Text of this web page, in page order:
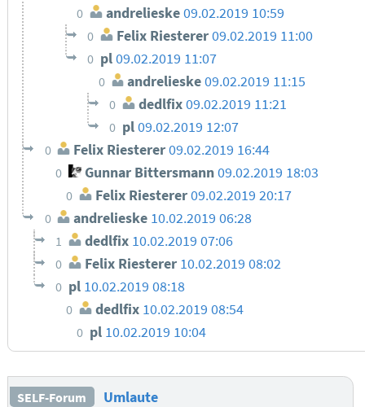
0 andrelieske09.02.2019 10:59
0 Felix Riesterer09.02.2019 11:00
0 pl09.02.2019 11:07
0 andrelieske09.02.2019 11:15
0 dedlfix 09.02.2019 11:21
0 pl09.02.2019 12:07
0 Felix Riesterer09.02.2019 16:44
0 Gunnar Bittersmann 09.02.2019 18:03
0 Felix Riesterer09.02.2019 20:17
0 andrelieske 10.02.2019 06:28
1 dedlfix 10.02.2019 07:06
0 Felix Riesterer 10.02.2019 08:02
0 pl 10.02.2019 08:18
0 dedlfix 10.02.2019 08:54
0 pl 10.02.2019 10:04
SELF-Forum
Umlaute